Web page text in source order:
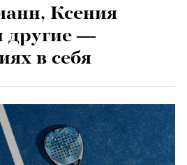
Ксения
другие —
в себя